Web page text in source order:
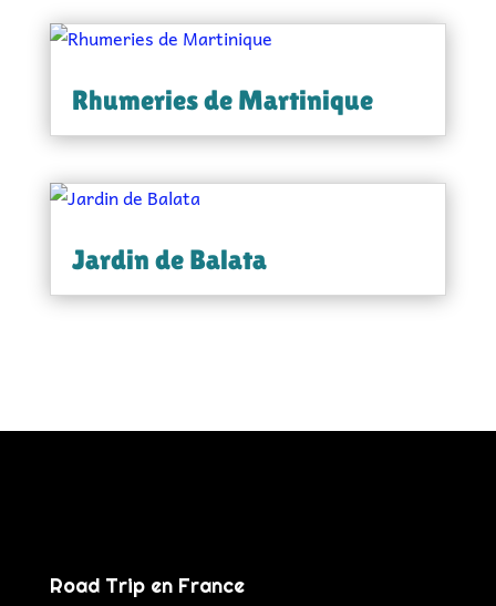
Rhumeries de Martinique
Jardin de Balata
Road Trip en France